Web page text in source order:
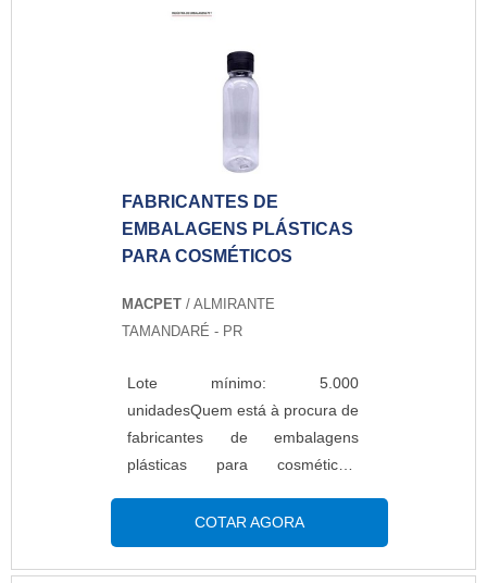
FABRICANTES DE
EMBALAGENS PLÁSTICAS
PARA COSMÉTICOS
MACPET/ ALMIRANTE
TAMANDARÉ - PR
Lote mínimo: 5.000
unidadesQuem está à procura de
fabricantes de embalagens
plásticas para cosméticos,
ramo empresarial. Cotando na
maior especialista do segmento e
conhecendo a líder em
COTAR AGORA